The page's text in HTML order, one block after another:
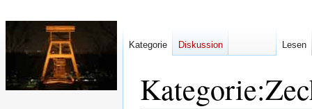
Kategorie:
Kategorie Diskussion Lesen